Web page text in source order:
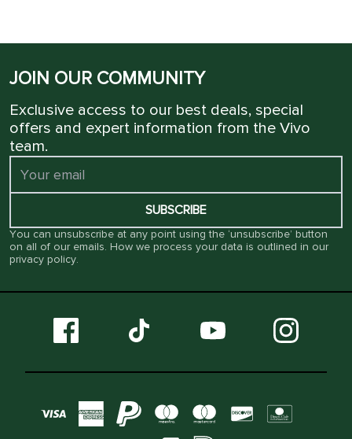
JOIN OUR COMMUNITY
Exclusive access to our best deals, special
offers and expert information from the Vivo
team.
SUBSCRIBE
You can unsubscribe at any point using the ‘unsubscribe’ button
on all of our emails. How we process your data is outlined in our
privacy policy.